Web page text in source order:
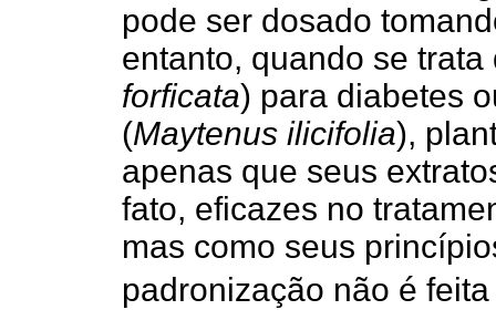
pode ser dosado
entanto, quando se
forficata) para diabetes
(Maytenus ilicifolia),
apenas que seus
fato, eficazes no
mas como seus
padronização não é feita